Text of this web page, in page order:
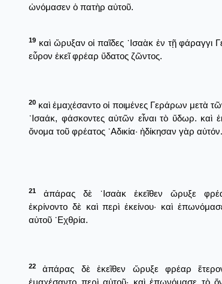
ὠνόμασεν ὁ πατὴρ αὐτοῦ.
19 καὶ ὤρυξαν οἱ παῖδες ᾿Ισαὰκ ἐν τῇ φάραγγι
εὗρον ἐκεῖ φρέαρ ὕδατος ζῶντος.
20 καὶ ἐμαχέσαντο οἱ ποιμένες Γεράρων μετὰ
᾿Ισαάκ, φάσκοντες αὐτῶν εἶναι τὸ ὕδωρ. καὶ
ὄνομα τοῦ φρέατος ᾿Αδικία· ἠδίκησαν γὰρ αὐτόν.
21
ἀπάρας δὲ ᾿Ισαὰκ ἐκεῖθεν ὤρυξε
ἐκρίνοντο δὲ καὶ περὶ ἐκείνου· καὶ
αὐτοῦ ᾿Εχθρία.
22
ἀπάρας δὲ ἐκεῖθεν ὤρυξε φρέαρ
ἐμαχέσαντο περὶ αὐτοῦ· καὶ ἐπωνόμασε τὸ